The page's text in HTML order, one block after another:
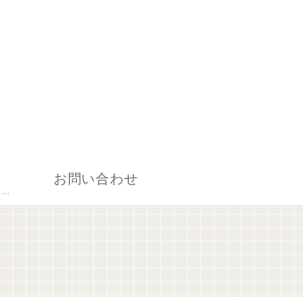
お問い合わせ